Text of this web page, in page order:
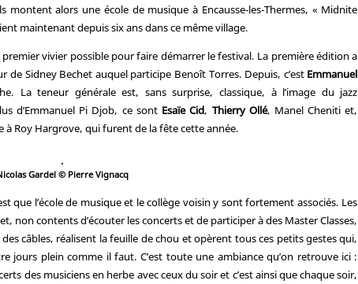
alors une école de musique à Encausse-les-Thermes, « Midnite
maintenant depuis six ans dans ce même village.
vivier possible pour faire démarrer le festival. La première édition a
Sidney Bechet auquel participe Benoît Torres. Depuis, c’est Emmanuel
La teneur générale est, sans surprise, classique, à l’image du jazz
d’Emmanuel Pi Djob, ce sont Esaïe Cid, Thierry Ollé, Manel Cheniti et,
à Roy Hargrove, qui furent de la fête cette année.
Gardel © Pierre Vignacq
que l’école de musique et le collège voisin y sont fortement associés. Les
non contents d’écouter les concerts et de participer à des Master Classes,
câbles, réalisent la feuille de chou et opèrent tous ces petits gestes qui,
plein comme il faut. C’est toute une ambiance qu’on retrouve ici :
des musiciens en herbe avec ceux du soir et c’est ainsi que chaque soir,